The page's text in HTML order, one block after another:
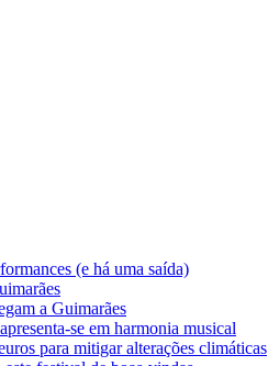
(e há uma saída)
a Guimarães
se em harmonia musical
para mitigar alterações climáticas